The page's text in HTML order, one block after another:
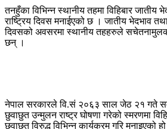
तनहुँका विभिन्न स्थानीय तहमा विहिबार
राष्ट्रिय दिवस मनाईएको छ । जातीय भेदभाव
दिवसको अवसरमा स्थानीय तहहरुले
छन् ।
नेपाल सरकारले वि.सं २०६३ साल जेठ २१ गते
छुवाछुत उन्मुलन राष्ट्र घोषणा गरेको स्मरणमा
छुवाछुत विरुद्ध विभिन्न कार्यक्रम गरि मनाइएको